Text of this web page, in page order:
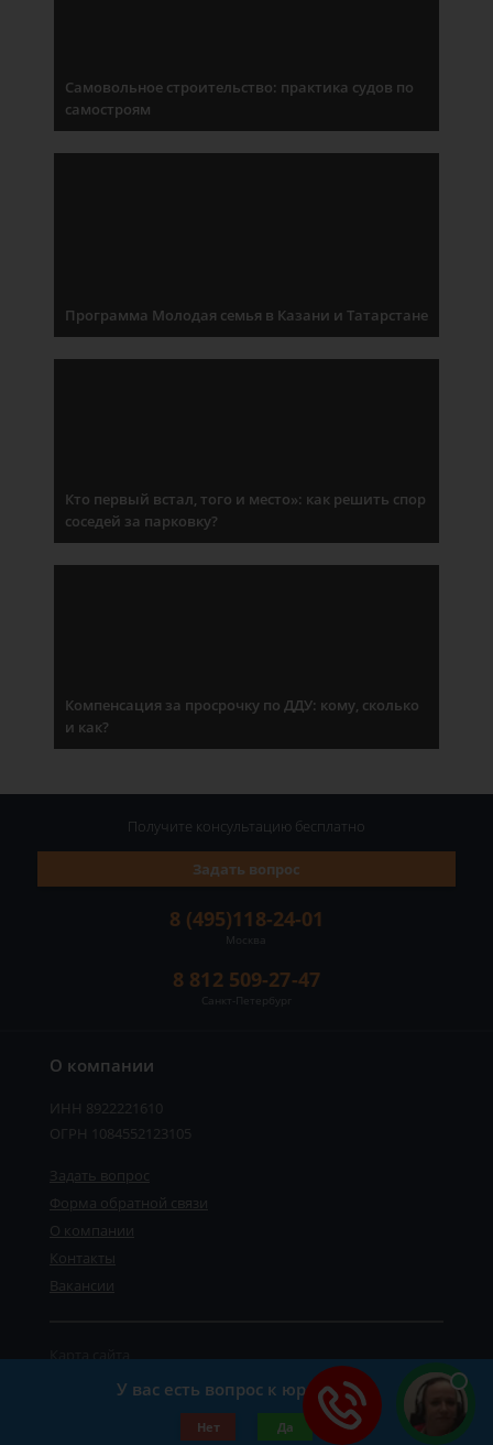
Самовольное строительство: практика судов по
самостроям
Программа Молодая семья в Казани и Татарстане
Кто первый встал, того и место»: как решить спор
соседей за парковку?
Компенсация за просрочку по ДДУ: кому, сколько
и как?
О компании
ИНН 8922221610
ОГРН 1084552123105
Задать вопрос
Форма обратной связи
О компании
Контакты
Вакансии
©2019-2026 Все права защищены.
Карта сайта
Политика персональных данных
8 (495)118-24-01
Москва
8 812 509-27-47
Санкт-Петербург
Задать вопрос
Получите консультацию бесплатно
У вас есть вопрос к юристу?
Нет Да